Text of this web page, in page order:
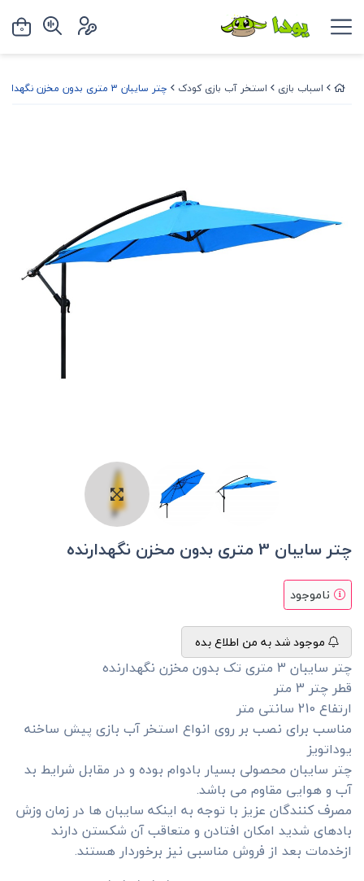
اسباب بازی استخر آب بازی کودک چتر سایبان 3 متری بدون مخزن نگهدارنده
چتر سایبان 3 متری بدون مخزن نگهدارنده
ناموجود
موجود شد به من اطلاع بده
چتر سایبان 3 متری تک بدون مخزن نگهدارنده
قطر چتر 3 متر
ارتفاع 210 سانتی متر
مناسب برای نصب بر روی انواع استخر آب بازی پیش ساخنه
یوداتویز
چتر سایبان محصولی بسیار بادوام بوده و در مقابل شرایط بد
آب و هوایی مقاوم می باشد.
مصرف کنندگان عزیز با توجه به اینکه سایبان ها در زمان وزش
بادهای شدید امکان افتادن و متعاقب آن شکستن دارند
ازخدمات بعد از فروش مناسبی نیز برخوردار هستند.
0